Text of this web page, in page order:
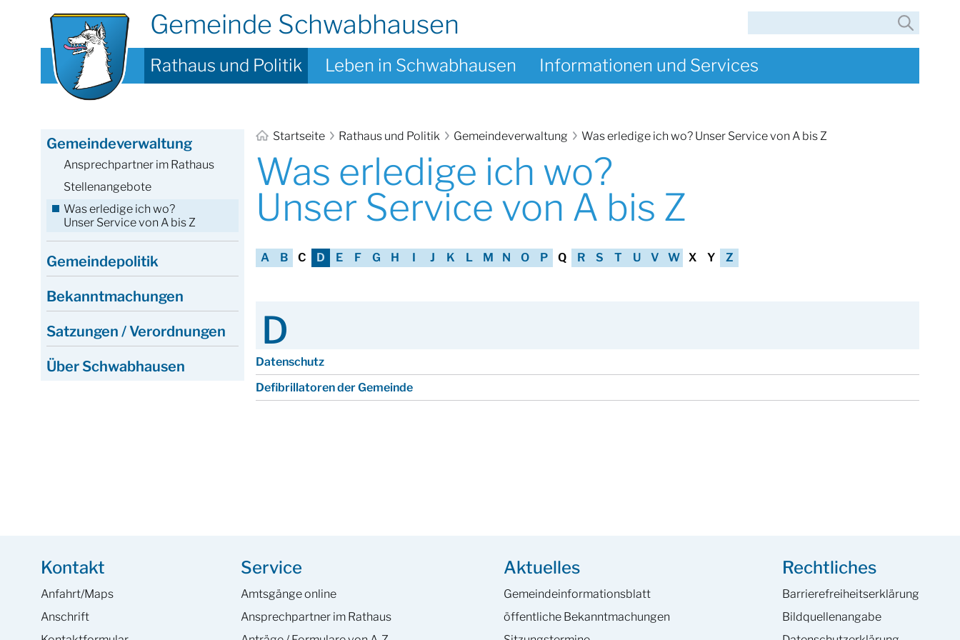
Gemeinde Schwabhausen
Rathaus und Politik Leben in Schwabhausen Informationen und Services
Startseite Rathaus und Politik Gemeindeverwaltung Was erledige ich wo? Unser Service von A bis Z
Was erledige ich wo?
Unser Service von A bis Z
A B C D E F G H I J K L M N O P Q R S T U V W X Y Z
D
Datenschutz
Defibrillatoren der Gemeinde
Gemeindeverwaltung
Ansprechpartner im Rathaus
Stellenangebote
Was erledige ich wo?
Unser Service von A bis Z
Gemeindepolitik
Bekanntmachungen
Satzungen / Verordnungen
Über Schwabhausen
Kontakt
Anfahrt/Maps
Anschrift
Service
Amtsgänge online
Ansprech­partner im Rathaus
Aktuelles
Gemeinde­informations­blatt
öffentliche Bekanntmachungen
Rechtliches
Barrierefreiheits­erklärung
Bildquellenangabe